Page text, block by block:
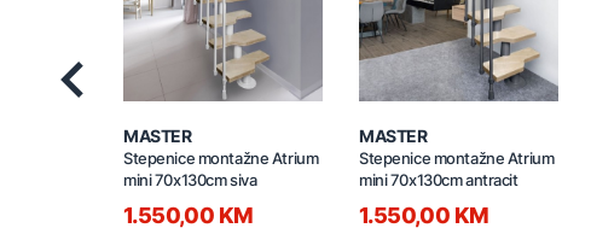
MASTER
Stepenice montažne Atrium
mini 70x130cm siva
1.550,00 KM
MASTER
Stepenice montažne Atrium
mini 70x130cm antracit
1.550,00 KM